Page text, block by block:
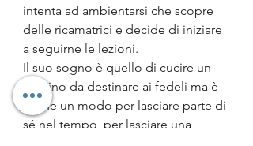
intenta ad ambientarsi che scopre
delle ricamatrici e decide di iniziare
a seguirne le lezioni.
Il suo sogno è quello di cucire un
cuscino da destinare ai fedeli ma è
anche un modo per lasciare parte di
sé nel tempo, per lasciare una